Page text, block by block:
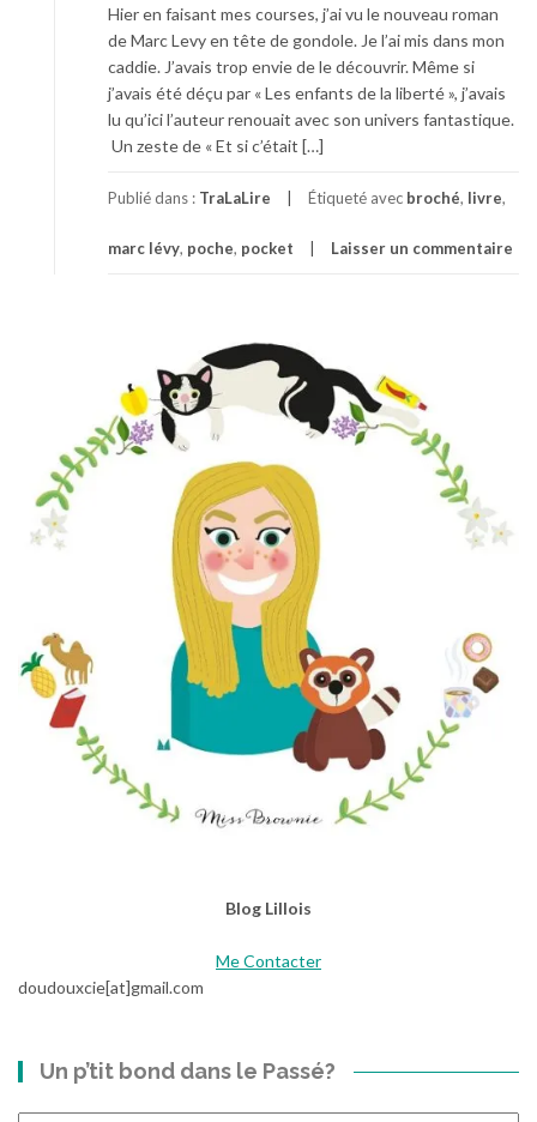
Hier en faisant mes courses, j’ai vu le nouveau roman
de Marc Levy en tête de gondole. Je l’ai mis dans mon
caddie. J’avais trop envie de le découvrir. Même si
j’avais été déçu par « Les enfants de la liberté », j’avais
lu qu’ici l’auteur renouait avec son univers fantastique.
Un zeste de « Et si c’était […]
Publié dans : TraLaLire Étiqueté avec broché, livre,
marc lévy, poche, pocket Laisser un commentaire
Blog Lillois
Me Contacter
doudouxcie[at]gmail.com
Un p’tit bond dans le Passé?